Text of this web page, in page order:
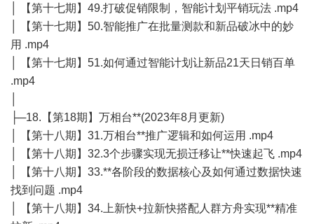
│ 【第十七期】49.打破促销限制，智能计划平销玩法 .mp4
│ 【第十七期】50.智能推广在批量测款和新品破冰中的妙
用 .mp4
│ 【第十七期】51.如何通过智能计划让新品21天日销百单
.mp4
├─18.【第18期】万相台**(2023年8月更新)
│ 【第十八期】31.万相台**推广逻辑和如何运用 .mp4
│ 【第十八期】32.3个步骤实现无损迁移让**快速起飞 .mp4
│ 【第十八期】33.**各阶段的数据核心及如何通过数据快速
找到问题 .mp4
│ 【第十八期】34.上新快+拉新快搭配人群方舟实现**精准